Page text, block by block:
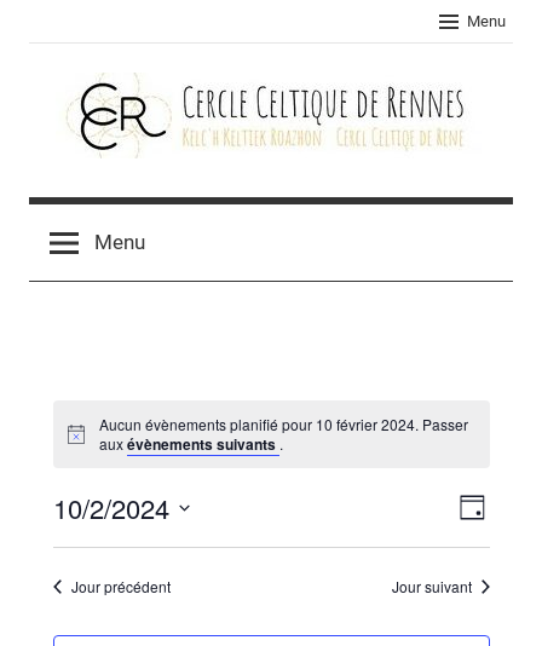
Menu
Cercle
celtique
Menu
Aucun évènements planifié pour 10 février 2024. Passer
auxévènements suivants .
par
de
vues
Jour
10/2/2024
Sélectionnez
uneJour précédent Jour suivant